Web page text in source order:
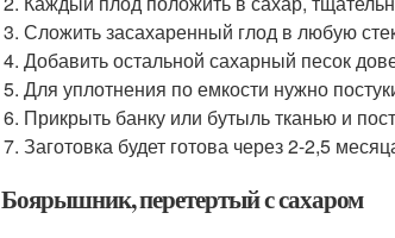
Сложить засахаренный глод в любую
Добавить остальной сахарный песок
Для уплотнения по емкости нужно
Прикрыть банку или бутыль тканью и
Заготовка будет готова через 2-2,5
Боярышник, перетертый с сахаром